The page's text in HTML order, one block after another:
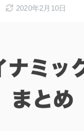
2020年2月10日